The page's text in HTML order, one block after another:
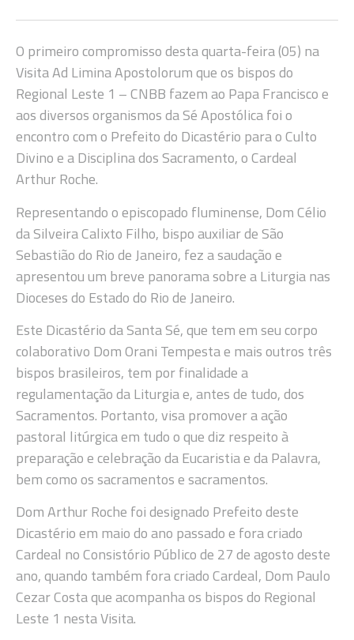
O primeiro compromisso desta quarta-feira (05) na
Visita Ad Limina Apostolorum que os bispos do
Regional Leste 1 – CNBB fazem ao Papa Francisco e
aos diversos organismos da Sé Apostólica foi o
encontro com o Prefeito do Dicastério para o Culto
Divino e a Disciplina dos Sacramento, o Cardeal
Arthur Roche.
Representando o episcopado fluminense, Dom Célio
da Silveira Calixto Filho, bispo auxiliar de São
Sebastião do Rio de Janeiro, fez a saudação e
apresentou um breve panorama sobre a Liturgia nas
Dioceses do Estado do Rio de Janeiro.
Este Dicastério da Santa Sé, que tem em seu corpo
colaborativo Dom Orani Tempesta e mais outros três
bispos brasileiros, tem por finalidade a
regulamentação da Liturgia e, antes de tudo, dos
Sacramentos. Portanto, visa promover a ação
pastoral litúrgica em tudo o que diz respeito à
preparação e celebração da Eucaristia e da Palavra,
bem como os sacramentos e sacramentos.
Dom Arthur Roche foi designado Prefeito deste
Dicastério em maio do ano passado e fora criado
Cardeal no Consistório Público de 27 de agosto deste
ano, quando também fora criado Cardeal, Dom Paulo
Cezar Costa que acompanha os bispos do Regional
Leste 1 nesta Visita.